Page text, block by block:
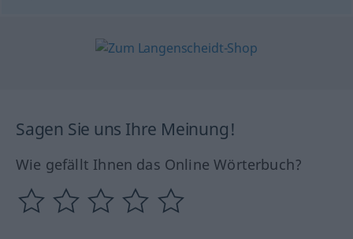
Sagen Sie uns Ihre Meinung!
Wie gefällt Ihnen das Online Wörterbuch?